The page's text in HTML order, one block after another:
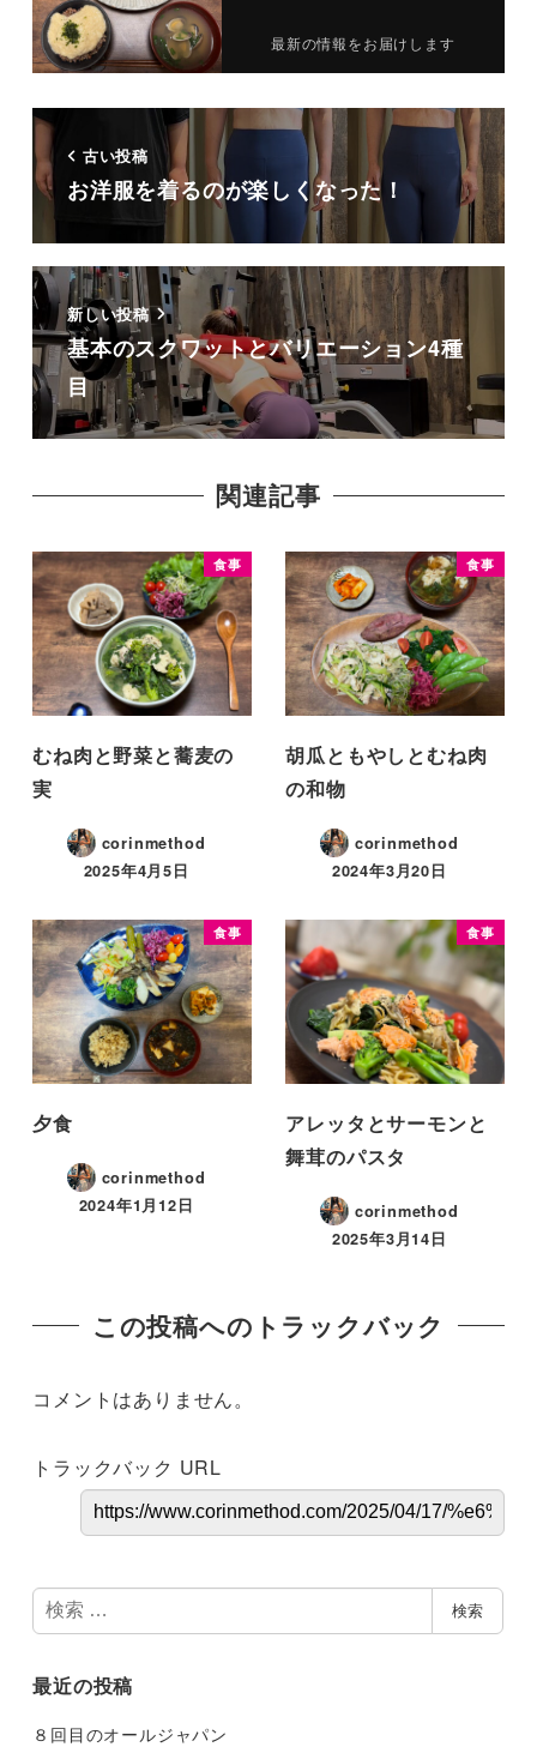
最新の情報をお届けします
古い投稿
お洋服を着るのが楽しくなった！
新しい投稿
基本のスクワットとバリエーション4種
目
関連記事
食事
むね肉と野菜と蕎麦の
実
corinmethod
2025年4月5日
食事
胡瓜ともやしとむね肉
の和物
corinmethod
2024年3月20日
食事
夕食
corinmethod
2024年1月12日
食事
アレッタとサーモンと
舞茸のパスタ
corinmethod
2025年3月14日
この投稿へのトラックバック
コメントはありません。
トラックバック URL
検
索
検索
最近の投稿
８回目のオールジャパン